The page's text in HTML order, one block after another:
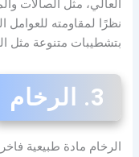
العالي، مثل الصالات
نظرًا لمقاومته للعوامل
بتشطيبات متنوعة مثل
3. الرخام
الرخام مادة طبيعية